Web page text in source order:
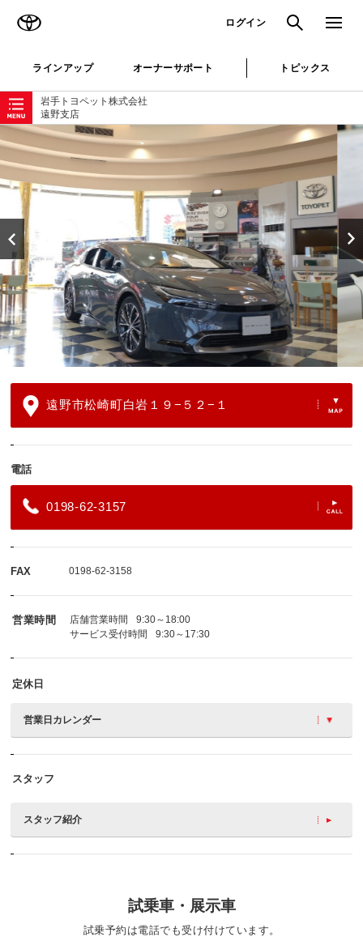
ログイン 検索 メニュ
ラインアップ オーナーサポート トピックス
岩手トヨペット株式会社
遠野支店
ローカルナビゲーション
遠野市松崎町白岩１９−５２−１
電話
0198-62-3157
FAX 0198-62-3158
営業時間 店舗営業時間
9:30～18:00
サービス受付時間
9:30～17:30
定休日
営業日カレンダー
スタッフ
スタッフ紹介
試乗車・展示車
試乗予約は電話でも受け付けています。